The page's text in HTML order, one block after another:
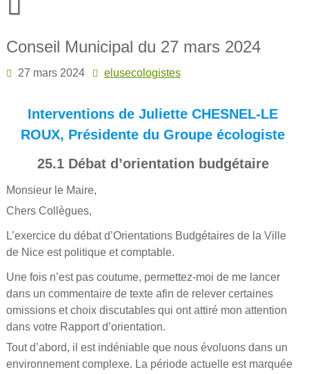
Conseil Municipal du 27 mars 2024
27 mars 2024 elusecologistes
Interventions de Juliette CHESNEL-LE
ROUX, Présidente du Groupe écologiste
25.1 Débat d’orientation budgétaire
Monsieur le Maire,
Chers Collègues,
L’exercice du débat d’Orientations Budgétaires de la Ville
de Nice est politique et comptable.
Une fois n’est pas coutume, permettez-moi de me lancer
dans un commentaire de texte afin de relever certaines
omissions et choix discutables qui ont attiré mon attention
dans votre Rapport d’orientation.
Tout d’abord, il est indéniable que nous évoluons dans un
environnement complexe. La période actuelle est marquée